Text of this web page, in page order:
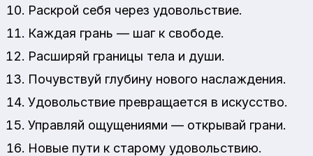
Раскрой себя через удовольствие.
Каждая грань — шаг к свободе.
Расширяй границы тела и души.
Почувствуй глубину нового наслаждения.
Удовольствие превращается в искусство.
Управляй ощущениями — открывай грани.
Новые пути к старому удовольствию.